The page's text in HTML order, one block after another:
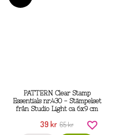
PATTERN Clear Stamp
Essentials nr.430 - Stämpelset
från Studio Light ca 6x9 cm
39 kr 65 kr